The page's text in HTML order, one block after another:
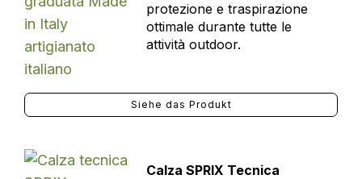
protezione e traspirazione
ottimale durante tutte le
attività outdoor.
Siehe das Produkt
Calza SPRIX Tecnica